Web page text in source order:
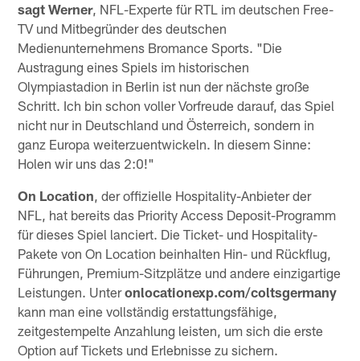
sagt Werner, NFL-Experte für RTL im deutschen Free-
TV und Mitbegründer des deutschen
Medienunternehmens Bromance Sports. "Die
Austragung eines Spiels im historischen
Olympiastadion in Berlin ist nun der nächste große
Schritt. Ich bin schon voller Vorfreude darauf, das Spiel
nicht nur in Deutschland und Österreich, sondern in
ganz Europa weiterzuentwickeln. In diesem Sinne:
Holen wir uns das 2:0!"
On Location , der offizielle Hospitality-Anbieter der
NFL, hat bereits das Priority Access Deposit-Programm
für dieses Spiel lanciert. Die Ticket- und Hospitality-
Pakete von On Location beinhalten Hin- und Rückflug,
Führungen, Premium-Sitzplätze und andere einzigartige
Leistungen. Unteronlocationexp.com/coltsgermany
kann man eine vollständig erstattungsfähige,
zeitgestempelte Anzahlung leisten, um sich die erste
Option auf Tickets und Erlebnisse zu sichern.